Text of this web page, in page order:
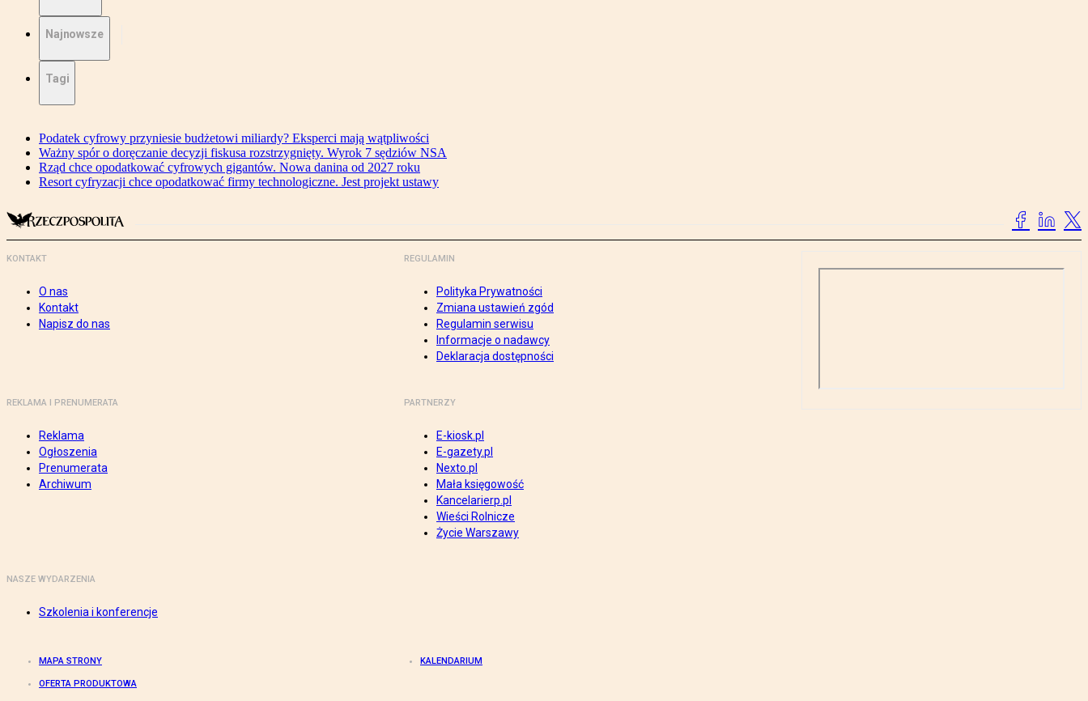
Najnowsze
Tagi
Podatek cyfrowy przyniesie budżetowi miliardy? Eksperci mają wątpliwości
Ważny spór o doręczanie decyzji fiskusa rozstrzygnięty. Wyrok 7 sędziów NSA
Rząd chce opodatkować cyfrowych gigantów. Nowa danina od 2027 roku
Resort cyfryzacji chce opodatkować firmy technologiczne. Jest projekt ustawy
KONTAKT
O nas
Kontakt
Napisz do nas
REGULAMIN
Polityka Prywatności
Zmiana ustawień zgód
Regulamin serwisu
Informacje o nadawcy
Deklaracja dostępności
REKLAMA I PRENUMERATA
Reklama
Ogłoszenia
Prenumerata
Archiwum
PARTNERZY
E-kiosk.pl
E-gazety.pl
Nexto.pl
Mała księgowość
Kancelarierp.pl
Wieści Rolnicze
Życie Warszawy
NASZE WYDARZENIA
Szkolenia i konferencje
MAPA STRONY KALENDARIUM
OFERTA PRODUKTOWA